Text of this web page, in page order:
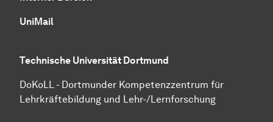
UniMail
Technische Universität Dortmund
DoKoLL - Dortmunder Kompetenzzentrum für
Lehrkräftebildung und Lehr-/Lernforschung